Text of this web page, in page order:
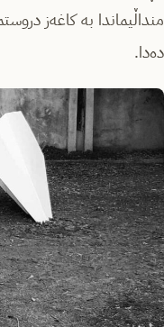
منداڵیماندا بە کاغەز
دەدا.